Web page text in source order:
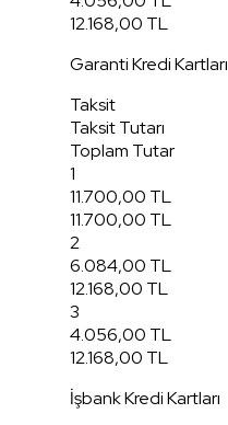
12.168,00 TL
Garanti Kredi Kartları
Taksit
Taksit Tutarı
Toplam Tutar
1
11.700,00 TL
11.700,00 TL
2
6.084,00 TL
12.168,00 TL
3
4.056,00 TL
12.168,00 TL
İşbank Kredi Kartları